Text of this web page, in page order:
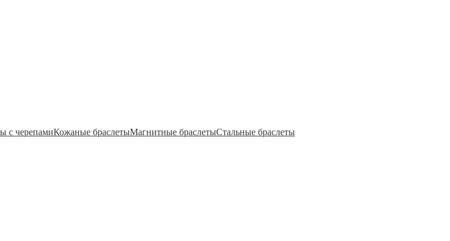
с черепамиКожаные браслетыМагнитные браслетыСтальные браслеты